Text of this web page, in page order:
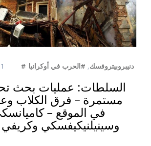
#دنيبروبيتروفسك, #الحرب في أوكرانيا
السلطات: عمليات بحث
مستمرة – فرق الكلاب
في الموقع –
وسينيلنيكيفسكي